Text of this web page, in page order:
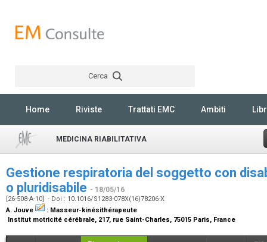
Cerca
Home Riviste Trattati EMC Ambiti
MEDICINA RIABILITATIVA
Gestione respiratoria del soggetto con
o pluridisabile - 18/05/16
[26-508-A-10] - Doi : 10.1016/S1283-078X(16)78206-X
A. Jouve
: Masseur-kinésithérapeute
Institut motricité cérébrale, 217, rue Saint-Charles, 75015 Paris, France